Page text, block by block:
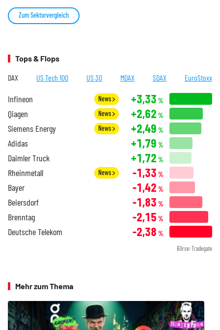
Zum Sektorvergleich
Tops & Flops
DAX US Tech 100 US 30 MDAX SDAX EuroStoxx
Infineon News +3,33 %
Qiagen News +2,62 %
Siemens Energy News +2,49 %
Adidas +1,79 %
Daimler Truck +1,72 %
Rheinmetall News -1,33 %
Bayer -1,42 %
Beiersdorf -1,83 %
Brenntag -2,15 %
Deutsche Telekom -2,38 %
Börse: Tradegate
Mehr zum Thema